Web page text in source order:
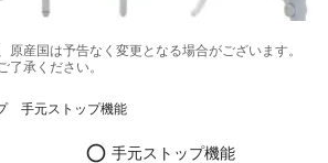
産国は予告なく変更となる場合がございます。
了承ください。
手元ストップ機能
手元ストップ機能